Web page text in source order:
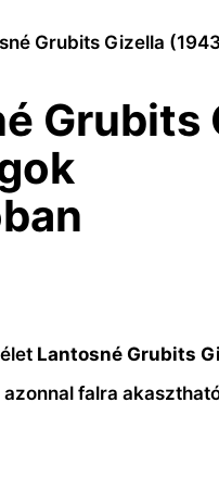
Grubits Gizella
Grubits
Lantosné Grubits
falra